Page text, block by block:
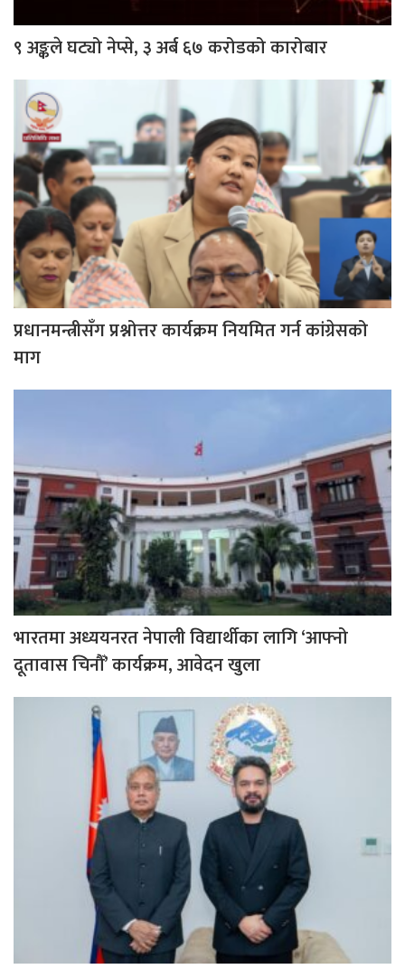
९ अङ्कले घट्यो नेप्से, ३ अर्ब ६७ करोडको कारोबार
प्रधानमन्त्रीसँग प्रश्नोत्तर कार्यक्रम नियमित गर्न कांग्रेसको
माग
भारतमा अध्ययनरत नेपाली विद्यार्थीका लागि ‘आफ्नो
दूतावास चिनौँ’ कार्यक्रम, आवेदन खुला